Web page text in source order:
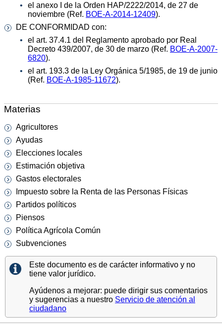
el anexo I de la Orden HAP/2222/2014, de 27 de
noviembre (Ref. BOE-A-2014-12409).
DE CONFORMIDAD con:
el art. 37.4.1 del Reglamento aprobado por Real
Decreto 439/2007, de 30 de marzo (Ref. BOE-A-2007-
6820).
el art. 193.3 de la Ley Orgánica 5/1985, de 19 de junio
(Ref. BOE-A-1985-11672).
Materias
Agricultores
Ayudas
Elecciones locales
Estimación objetiva
Gastos electorales
Impuesto sobre la Renta de las Personas Físicas
Partidos políticos
Piensos
Política Agrícola Común
Subvenciones
Este documento es de carácter informativo y no
tiene valor jurídico.
Ayúdenos a mejorar: puede dirigir sus comentarios
y sugerencias a nuestro Servicio de atención al
ciudadano